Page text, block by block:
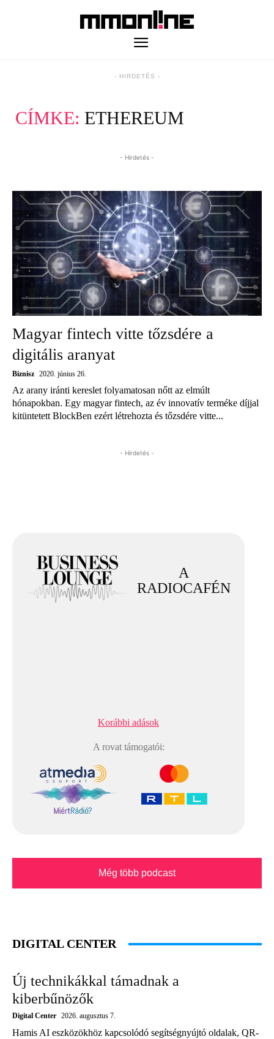
- HIRDETÉS -
CÍMKE: ETHEREUM
- Hirdetés -
Magyar fintech vitte tőzsdére a
digitális aranyat
Biznisz 2020. június 26.
Az arany iránti kereslet folyamatosan nőtt az elmúlt
hónapokban. Egy magyar fintech, az év innovatív terméke díjjal
kitüntetett BlockBen ezért létrehozta és tőzsdére vitte...
- Hirdetés -
A
RADIOCAFÉN
Korábbi adások
A rovat támogatói:
Még több podcast
DIGITAL CENTER
Új technikákkal támadnak a
kiberbűnözők
Digital Center 2026. augusztus 7.
Hamis AI eszközökhöz kapcsolódó segítségnyújtó oldalak, QR-